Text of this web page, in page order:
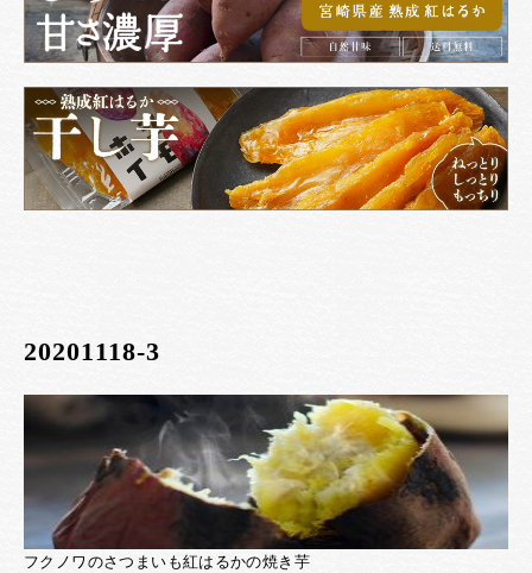
20201118-3
フクノワのさつまいも紅はるかの焼き芋